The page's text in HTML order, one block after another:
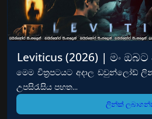
Leviticus (2026) | මං
මෙම චිත්‍රපටයට අදාල ඩවුන්ලෝඩ්
උපසිරැසිය පහත...
ලින්ක්